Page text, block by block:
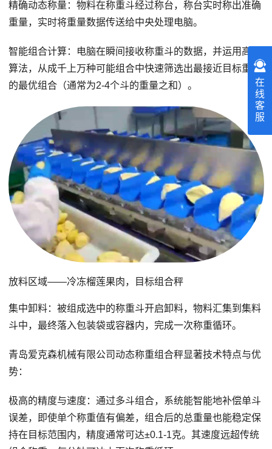
精确动态称量：物料在称重斗经过称台，称台实时称出准确
重量，实时将重量数据传送给中央处理电脑。
智能组合计算：电脑在瞬间接收称重斗的数据，并运用高速
算法，从成千上万种可能组合中快速筛选出最接近目标重量
的最优组合（通常为2-4个斗的重量之和）。
放料区域——冷冻榴莲果肉，目标组合秤
集中卸料：被组成选中的称重斗开启卸料，物料汇集到集料
斗中，最终落入包装袋或容器内，完成一次称重循环。
青岛爱克森机械有限公司动态称重组合秤显著技术特点与优
势：
极高的精度与速度：通过多斗组合，系统能智能地补偿单斗
误差，即使单个称重值有偏差，组合后的总重量也能稳定保
持在目标范围内，精度通常可达±0.1-1克。其速度远超传统
在
线
客
服